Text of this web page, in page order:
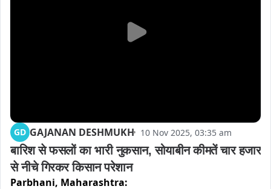
GD GAJANAN DESHMUKH 10 Nov 2025, 03:35 am
बारिश से फसलों का भारी नुकसान, सोयाबीन कीमतें चार हजार
से नीचे गिरकर किसान परेशान
Parbhani, Maharashtra: